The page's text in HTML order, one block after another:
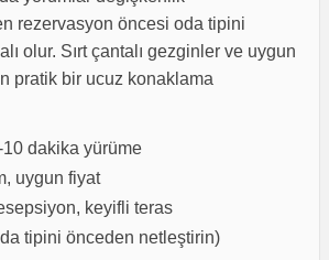
rezervasyon öncesi oda tipini
olur. Sırt çantalı gezginler ve uygun
pratik bir ucuz konaklama
10 dakika yürüme
uygun fiyat
keyifli teras
tipini önceden netleştirin)